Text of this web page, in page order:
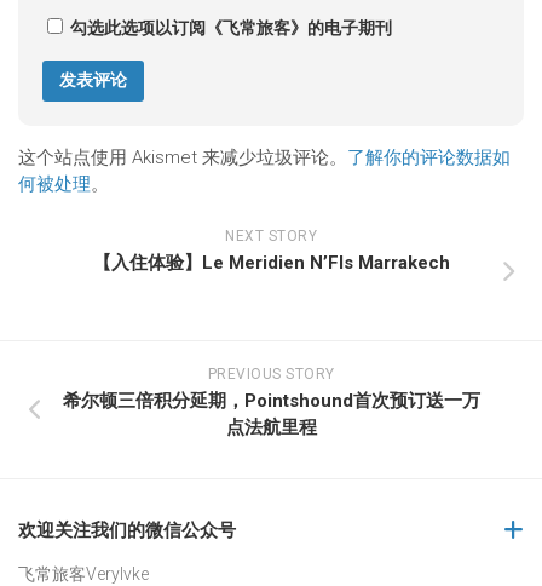
勾选此选项以订阅《飞常旅客》的电子期刊
这个站点使用 Akismet 来减少垃圾评论。 了解你的评论数据如
何被处理。
NEXT STORY
【入住体验】Le Meridien N’FIs Marrakech
PREVIOUS STORY
希尔顿三倍积分延期，Pointshound首次预订送一万
点法航里程
欢迎关注我们的微信公众号
飞常旅客Verylvke